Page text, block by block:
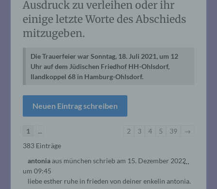
Ausdruck zu verleihen oder ihr
einige letzte Worte des Abschieds
mitzugeben.
Die Trauerfeier war Sonntag, 18. Juli 2021, um 12
Uhr auf dem Jüdischen Friedhof HH-Ohlsdorf,
Ilandkoppel 68 in Hamburg-Ohlsdorf.
Navigation
1 2 3 4 5
... 39
→
383 Einträge
antoniaaus münchen schrieb am 15. Dezember 2022
um 09:45
liebe esther ruhe in frieden von deiner enkelin antonia.
...
ein-/